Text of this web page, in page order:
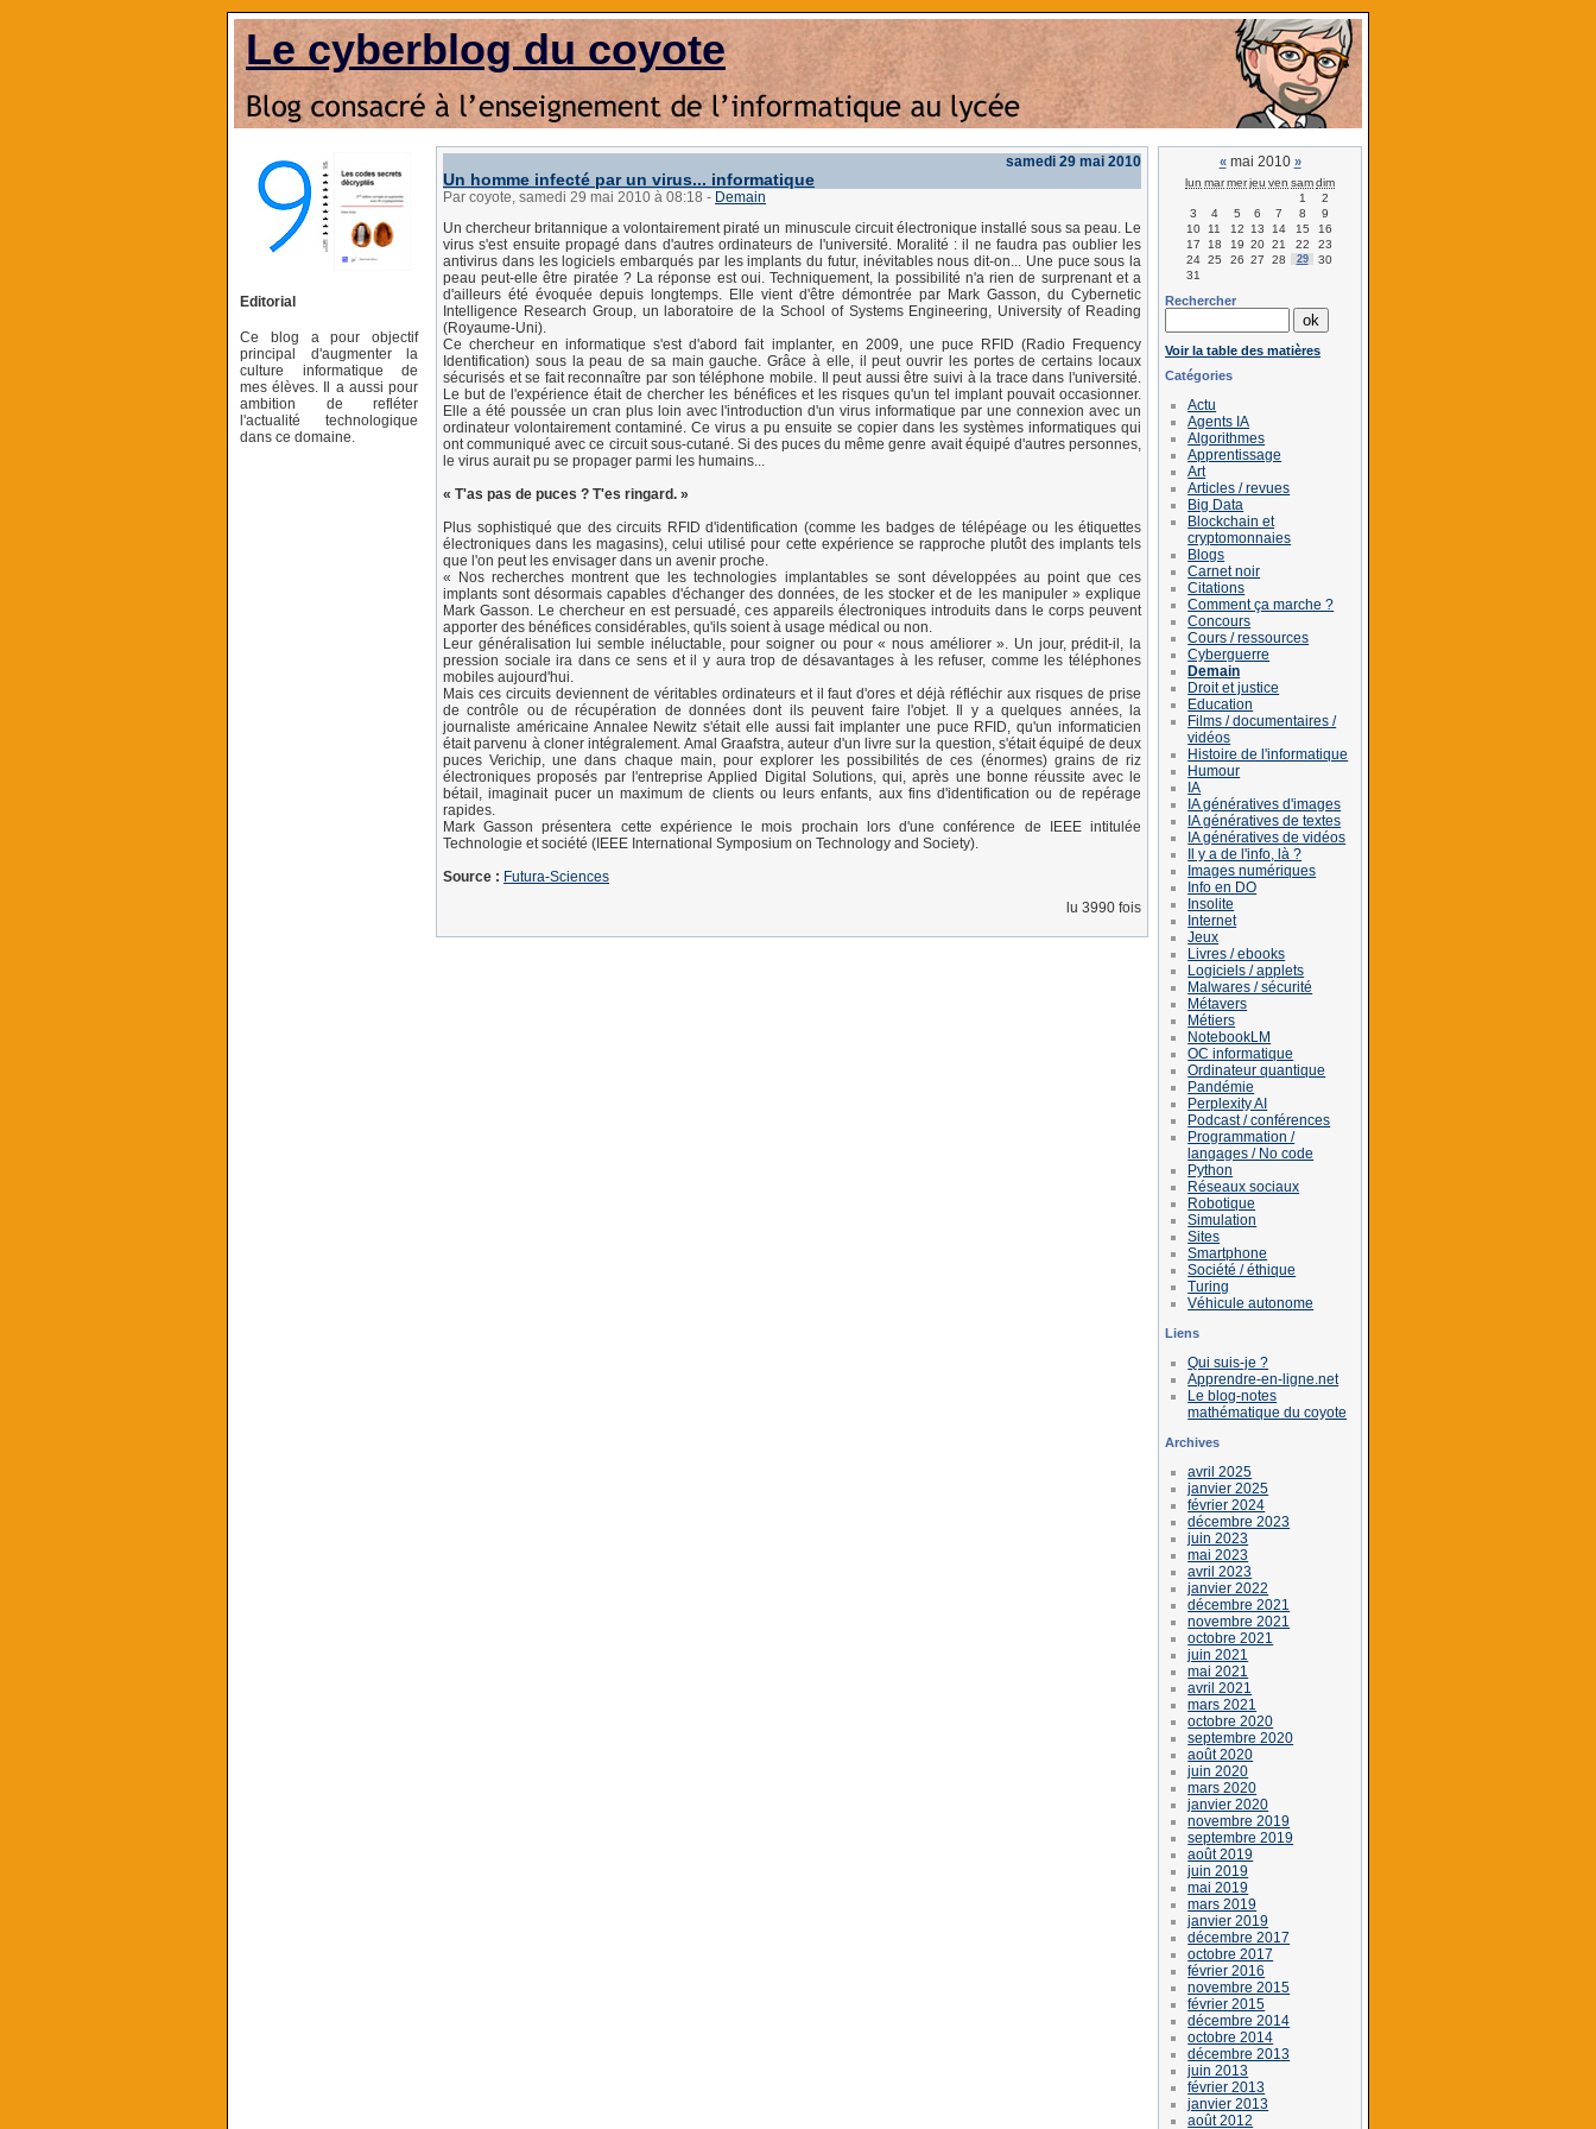
Le cyberblog du coyote
Editorial
Ce blog a pour objectif
principal d'augmenter la
culture informatique de
mes élèves. Il a aussi pour
ambition de refléter
l'actualité technologique
dans ce domaine.
samedi 29 mai 2010
Un homme infecté par un virus... informatique
Par coyote, samedi 29 mai 2010 à 08:18 - Demain
Un chercheur britannique a volontairement piraté un minuscule circuit électronique installé sous sa peau. Le
virus s'est ensuite propagé dans d'autres ordinateurs de l'université. Moralité : il ne faudra pas oublier les
antivirus dans les logiciels embarqués par les implants du futur, inévitables nous dit-on... Une puce sous la
peau peut-elle être piratée ? La réponse est oui. Techniquement, la possibilité n'a rien de surprenant et a
d'ailleurs été évoquée depuis longtemps. Elle vient d'être démontrée par Mark Gasson, du Cybernetic
Intelligence Research Group, un laboratoire de la School of Systems Engineering, University of Reading
(Royaume-Uni).
Ce chercheur en informatique s'est d'abord fait implanter, en 2009, une puce RFID (Radio Frequency
Identification) sous la peau de sa main gauche. Grâce à elle, il peut ouvrir les portes de certains locaux
sécurisés et se fait reconnaître par son téléphone mobile. Il peut aussi être suivi à la trace dans l'université.
Le but de l'expérience était de chercher les bénéfices et les risques qu'un tel implant pouvait occasionner.
Elle a été poussée un cran plus loin avec l'introduction d'un virus informatique par une connexion avec un
ordinateur volontairement contaminé. Ce virus a pu ensuite se copier dans les systèmes informatiques qui
ont communiqué avec ce circuit sous-cutané. Si des puces du même genre avait équipé d'autres personnes,
le virus aurait pu se propager parmi les humains...
« T'as pas de puces ? T'es ringard. »
Plus sophistiqué que des circuits RFID d'identification (comme les badges de télépéage ou les étiquettes
électroniques dans les magasins), celui utilisé pour cette expérience se rapproche plutôt des implants tels
que l'on peut les envisager dans un avenir proche.
« Nos recherches montrent que les technologies implantables se sont développées au point que ces
implants sont désormais capables d'échanger des données, de les stocker et de les manipuler » explique
Mark Gasson. Le chercheur en est persuadé, ces appareils électroniques introduits dans le corps peuvent
apporter des bénéfices considérables, qu'ils soient à usage médical ou non.
Leur généralisation lui semble inéluctable, pour soigner ou pour « nous améliorer ». Un jour, prédit-il, la
pression sociale ira dans ce sens et il y aura trop de désavantages à les refuser, comme les téléphones
mobiles aujourd'hui.
Mais ces circuits deviennent de véritables ordinateurs et il faut d'ores et déjà réfléchir aux risques de prise
de contrôle ou de récupération de données dont ils peuvent faire l'objet. Il y a quelques années, la
journaliste américaine Annalee Newitz s'était elle aussi fait implanter une puce RFID, qu'un informaticien
était parvenu à cloner intégralement. Amal Graafstra, auteur d'un livre sur la question, s'était équipé de deux
puces Verichip, une dans chaque main, pour explorer les possibilités de ces (énormes) grains de riz
électroniques proposés par l'entreprise Applied Digital Solutions, qui, après une bonne réussite avec le
bétail, imaginait pucer un maximum de clients ou leurs enfants, aux fins d'identification ou de repérage
rapides.
Mark Gasson présentera cette expérience le mois prochain lors d'une conférence de IEEE intitulée
Technologie et société (IEEE International Symposium on Technology and Society).
Source : Futura-Sciences
lu 3990 fois
«mai 2010 »
lun marmerjeu ven samdim
1
2
3
4 5 6 7 8
9
10
11 12 13 14 15
16
17
18 19 20 21 22
23
24 25 26 27 28 29
30
31
Rechercher
Voir la table des matières
Catégories
Actu
Agents IA
Algorithmes
Apprentissage
Art
Articles / revues
Big Data
Blockchain et
cryptomonnaies
Blogs
Carnet noir
Citations
Comment ça marche ?
Concours
Cours / ressources
Cyberguerre
Demain
Droit et justice
Education
Films / documentaires /
vidéos
Histoire de l'informatique
Humour
IA
IA génératives d'images
IA génératives de textes
IA génératives de vidéos
Il y a de l'info, là ?
Images numériques
Info en DO
Insolite
Internet
Jeux
Livres / ebooks
Logiciels / applets
Malwares / sécurité
Métavers
Métiers
NotebookLM
OC informatique
Ordinateur quantique
Pandémie
Perplexity AI
Podcast / conférences
Programmation /
langages / No code
Python
Réseaux sociaux
Robotique
Simulation
Sites
Smartphone
Société / éthique
Turing
Véhicule autonome
Liens
Qui suis-je ?
Apprendre-en-ligne.net
Le blog-notes
mathématique du coyote
Archives
avril 2025
janvier 2025
février 2024
décembre 2023
juin 2023
mai 2023
avril 2023
janvier 2022
décembre 2021
novembre 2021
octobre 2021
juin 2021
mai 2021
avril 2021
mars 2021
octobre 2020
septembre 2020
août 2020
juin 2020
mars 2020
janvier 2020
novembre 2019
septembre 2019
août 2019
juin 2019
mai 2019
mars 2019
janvier 2019
décembre 2017
octobre 2017
février 2016
novembre 2015
février 2015
décembre 2014
octobre 2014
décembre 2013
juin 2013
février 2013
janvier 2013
août 2012